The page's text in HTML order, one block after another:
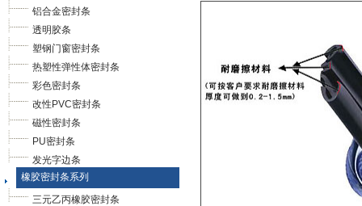
铝合金密封条
透明胶条
塑钢门窗密封条
热塑性弹性体密封条
彩色密封条
改性PVC密封条
磁性密封条
PU密封条
发光字边条
橡胶密封条系列
三元乙丙橡胶密封条